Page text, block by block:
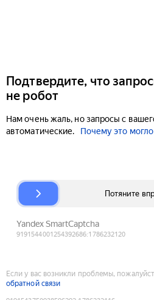
Подтвердите, что
не робот
Нам очень жаль, но запросы с
автоматические.
Почему это
Если у вас возникли проблемы,
обратной связи